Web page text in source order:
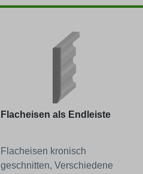
Flacheisen als Endleiste
Flacheisen kronisch
geschnitten, Verschiedene